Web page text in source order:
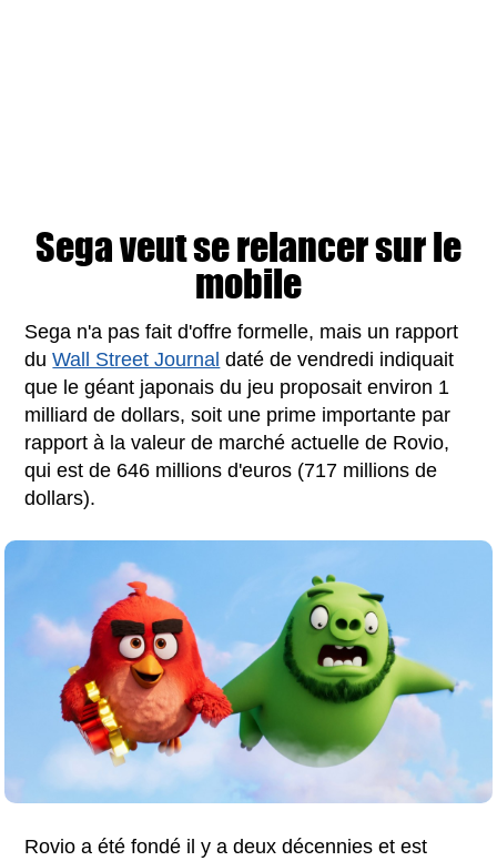
Sega veut se relancer sur le
mobile
Sega n'a pas fait d'offre formelle, mais un rapport
duWall Street Journal daté de vendredi indiquait
que le géant japonais du jeu proposait environ 1
milliard de dollars, soit une prime importante par
rapport à la valeur de marché actuelle de Rovio,
qui est de 646 millions d'euros (717 millions de
dollars).
Rovio a été fondé il y a deux décennies et est